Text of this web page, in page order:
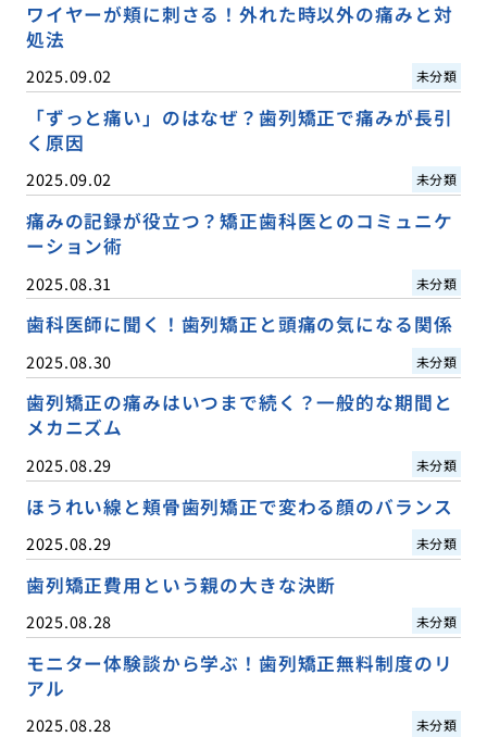
ワイヤーが頬に刺さる！外れた時以外の痛みと対
処法
2025.09.02 未分類
「ずっと痛い」のはなぜ？歯列矯正で痛みが長引
く原因
2025.09.02 未分類
痛みの記録が役立つ？矯正歯科医とのコミュニケ
ーション術
2025.08.31 未分類
歯科医師に聞く！歯列矯正と頭痛の気になる関係
2025.08.30 未分類
歯列矯正の痛みはいつまで続く？一般的な期間と
メカニズム
2025.08.29 未分類
ほうれい線と頬骨歯列矯正で変わる顔のバランス
2025.08.29 未分類
歯列矯正費用という親の大きな決断
2025.08.28 未分類
モニター体験談から学ぶ！歯列矯正無料制度のリ
アル
2025.08.28 未分類